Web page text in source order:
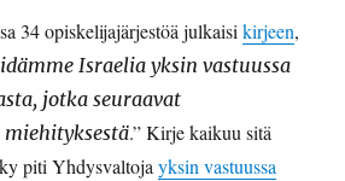
34 opiskelijajärjestöä julkaisikirjeen,
Israelia yksin vastuussa
jotka seuraavat
.” Kirje kaikuu sitä
piti Yhdysvaltojayksin vastuussa